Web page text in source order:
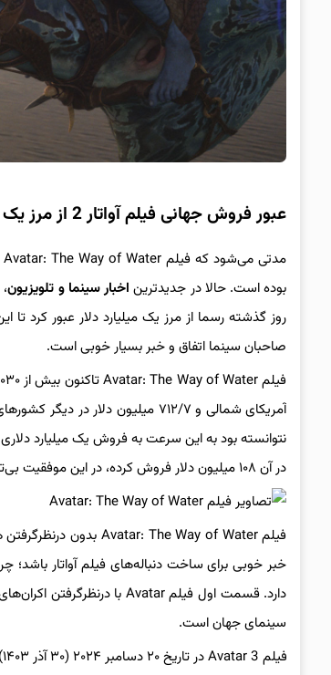
عبور فروش جهانی فیلم آواتار 2 از مرز یک میلیارد دلار پس از تنها ۱۴ روز
مدتی می‌شود که
بوده است. حالا در جدیدترین اخبار سینما و تلویزیون
صاحبان سینما اتفاق و خبر بسیار خوبی است.
در آن ۱۰۸ میلیون دلار فروش کرده، در این موفقیت بی‌تاثیر نبوده است.
سینمای جهان است.